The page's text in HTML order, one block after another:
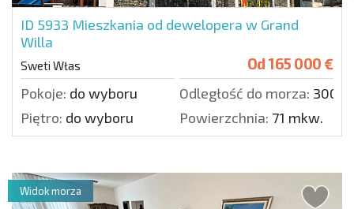
ID 5933 Mieszkania od dewelopera w Grand
Willa
Sweti Włas Od165 000 €
Pokoje: do wyboru Odległość do morza: 300
Piętro: do wyboru Powierzchnia: 71 mkw.
Widok morza